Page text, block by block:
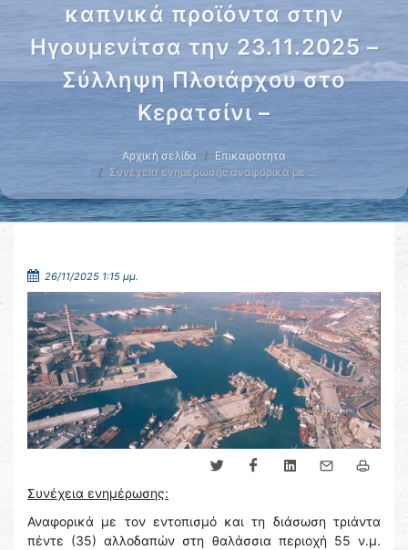
καπνικά προϊόντα στην
Ηγουμενίτσα την 23.11.2025 –
Σύλληψη Πλοιάρχου στο
Κερατσίνι –
Αρχική σελίδα
Επικαιρότητα
Συνέχεια ενημέρωσης αναφορικά με …
26/11/2025 1:15 μμ.
Συνέχεια ενημέρωσης:
Αναφορικά με τον εντοπισμό και τη διάσωση τριάντα
πέντε (35) αλλοδαπών στη θαλάσσια περιοχή 55 ν.μ.